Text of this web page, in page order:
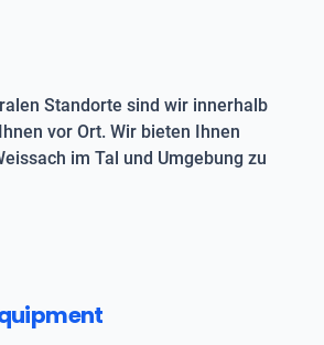
Standorte sind wir innerhalb
vor Ort. Wir bieten Ihnen
im Tal und Umgebung zu